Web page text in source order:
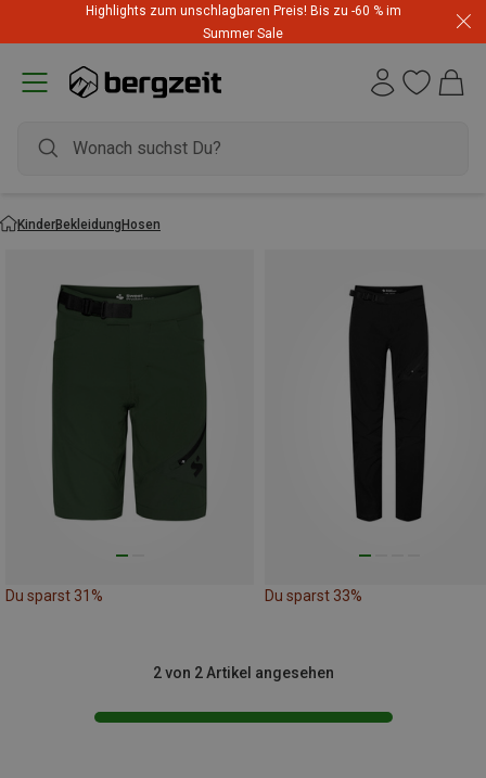
Highlights zum unschlagbaren Preis! Bis zu -60 % im
Summer Sale
KinderBekleidungHosen
Du sparst 31% Du sparst 33%
2 von 2 Artikel angesehen